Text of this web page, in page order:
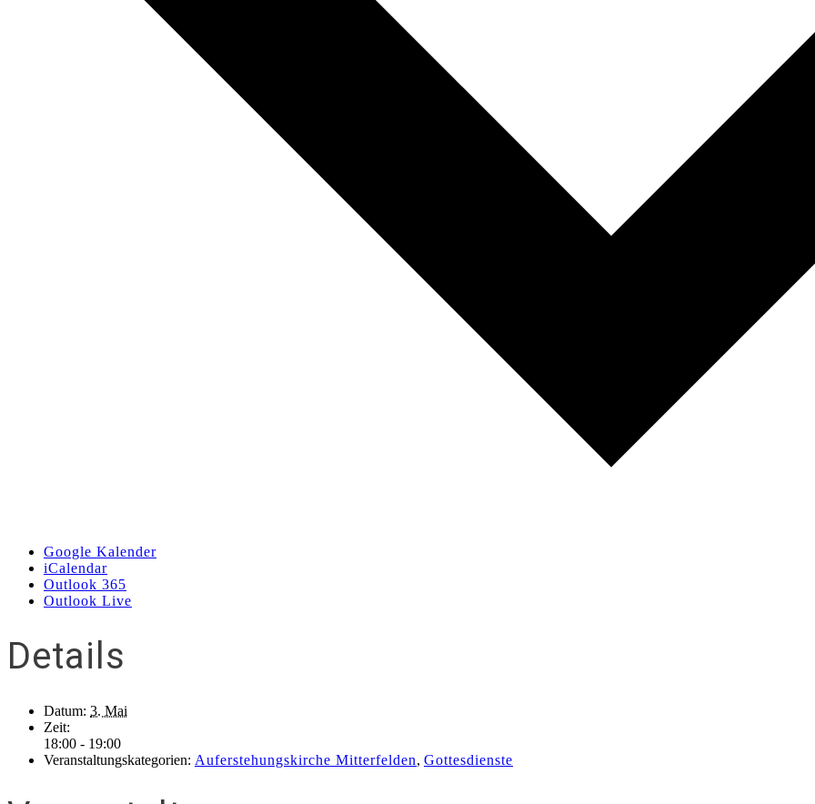
Google Kalender
iCalendar
Outlook 365
Outlook Live
Details
Datum: 3. Mai
Zeit:
18:00 - 19:00
Veranstaltungskategorien: Auferstehungskirche Mitterfelden, Gottesdienste